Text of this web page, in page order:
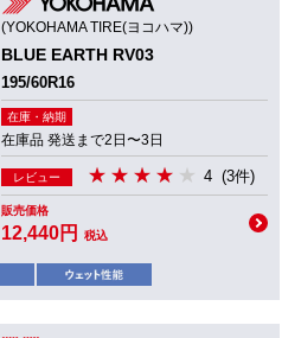
(YOKOHAMA TIRE(ヨコハマ))
BLUE EARTH RV03
195/60R16
在庫・納期
在庫品 発送まで2日〜3日
レビュー 4 (3件)
販売価格
12,440円 税込